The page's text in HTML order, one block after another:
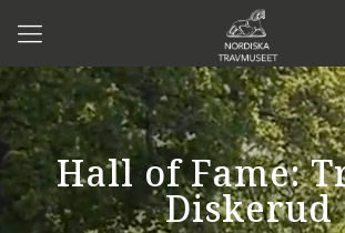
Hall of Fame:
Diskerud